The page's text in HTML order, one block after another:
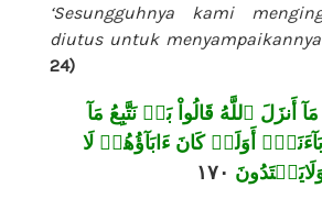
‘Sesungguhnya kami
diutus untuk
24)
أَنزَلَ ٱللَّهُ قَالُواْ بَلۡ نَتَّبِعُ مَآ
أَوَلَوۡ كَانَ ءَابَآؤُهُمۡ لَا